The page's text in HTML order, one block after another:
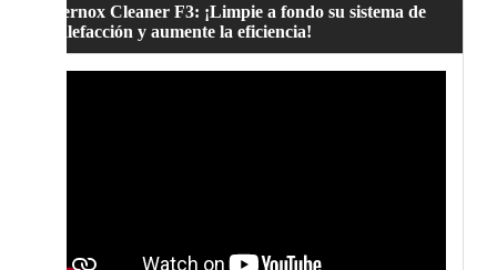
Fernox Cleaner F3: ¡Limpie a fondo su sistema de
calefacción y aumente la eficiencia!